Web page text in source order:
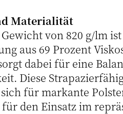
Materialität
von 820 g/lm
aus 69 Prozent
dabei für eine
Diese
für markante
den Einsatz im